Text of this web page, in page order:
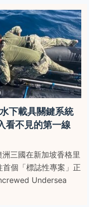
下載具關鍵系統
看不見的第一線
三國在新加坡香格里
個「標誌性專案」正
Undersea